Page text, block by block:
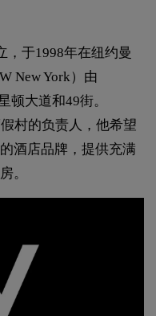
，于1998年在纽约曼
New York）由
顿大道和49街。
村的负责人，他希望
酒店品牌，提供充满
。